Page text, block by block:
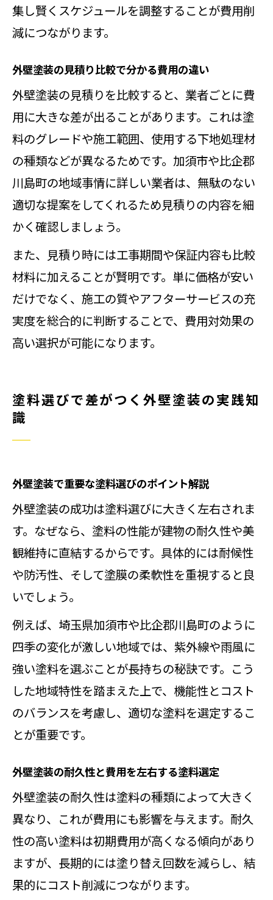
集し賢くスケジュールを調整することが費用削
減につながります。
外壁塗装の見積り比較で分かる費用の違い
外壁塗装の見積りを比較すると、業者ごとに費
用に大きな差が出ることがあります。これは塗
料のグレードや施工範囲、使用する下地処理材
の種類などが異なるためです。加須市や比企郡
川島町の地域事情に詳しい業者は、無駄のない
適切な提案をしてくれるため見積りの内容を細
かく確認しましょう。
また、見積り時には工事期間や保証内容も比較
材料に加えることが賢明です。単に価格が安い
だけでなく、施工の質やアフターサービスの充
実度を総合的に判断することで、費用対効果の
高い選択が可能になります。
塗料選びで差がつく外壁塗装の実践知
識
外壁塗装で重要な塗料選びのポイント解説
外壁塗装の成功は塗料選びに大きく左右されま
す。なぜなら、塗料の性能が建物の耐久性や美
観維持に直結するからです。具体的には耐候性
や防汚性、そして塗膜の柔軟性を重視すると良
いでしょう。
例えば、埼玉県加須市や比企郡川島町のように
四季の変化が激しい地域では、紫外線や雨風に
強い塗料を選ぶことが長持ちの秘訣です。こう
した地域特性を踏まえた上で、機能性とコスト
のバランスを考慮し、適切な塗料を選定するこ
とが重要です。
外壁塗装の耐久性と費用を左右する塗料選定
外壁塗装の耐久性は塗料の種類によって大きく
異なり、これが費用にも影響を与えます。耐久
性の高い塗料は初期費用が高くなる傾向があり
ますが、長期的には塗り替え回数を減らし、結
果的にコスト削減につながります。